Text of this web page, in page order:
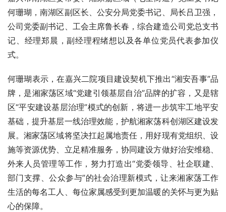
何珊瑚，南湖区副区长、公安分局党委书记、局长吕卫强，
公司党委副书记、工会主席鲁长春，综合建造公司党总支书
记、经理郑晨，副经理程绪想以及各单位党员代表参加仪
式。
何珊瑚表示，在嘉兴二院项目建设契机下推出“湘安吾事”品
牌，是湘家荡区域“党建引领基层自治”品牌的扩容，又是辖
区“平安建设基层治理”模式的创新，将进一步筑牢工地平安
基础，提升基层一线治理效能，护航湘家荡科创湖区建设发
展。湘家荡区域将坚决扛起属地责任，用好现有党组织、设
施等资源优势、立足精准服务，协同建设方做好治安维稳、
外来人员管理等工作，努力打造出“党委领导、社企联建、
部门支撑、公众参与”的社会治理新模式，让来湘家荡工作
生活的每名工人、每位家属感受到更加温暖的关怀与更为贴
心的保障。